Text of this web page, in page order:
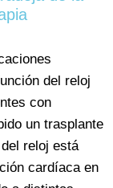
del reloj
con
un trasplante
reloj está
cardíaca en